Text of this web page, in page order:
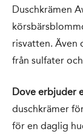
Duschkrämen
risvatten. Även
från sulfater och
Dove erbjuder
duschkrämer
för en daglig